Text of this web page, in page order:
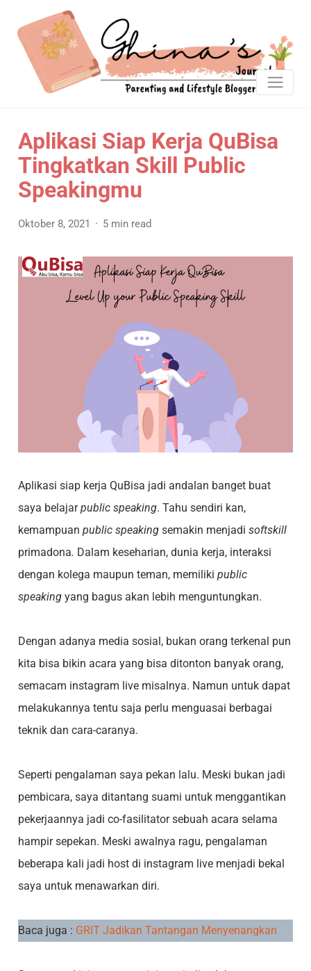
Aplikasi Siap Kerja QuBisa
Tingkatkan Skill Public
Speakingmu
Oktober 8, 2021 5 min read
Aplikasi siap kerja QuBisa jadi andalan banget buat
saya belajarpublic speaking. Tahu sendiri kan,
kemampuanpublic speakingsemakin menjadi softskill
primadona. Dalam keseharian, dunia kerja, interaksi
dengan kolega maupun teman, memilikipublic
speaking yang bagus akan lebih menguntungkan.
Dengan adanya media sosial, bukan orang terkenal pun
kita bisa bikin acara yang bisa ditonton banyak orang,
semacam instagram live misalnya. Namun untuk dapat
melakukannya tentu saja perlu menguasai berbagai
teknik dan cara-caranya.
Seperti pengalaman saya pekan lalu. Meski bukan jadi
pembicara, saya ditantang suami untuk menggantikan
pekerjaannya jadi co-fasilitator sebuah acara selama
hampir sepekan. Meski awalnya ragu, pengalaman
beberapa kali jadi host di instagram live menjadi bekal
saya untuk menawarkan diri.
Baca juga : GRIT Jadikan Tantangan Menyenangkan